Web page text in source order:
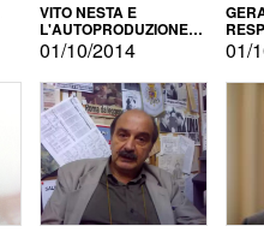
VITO NESTA E
L'AUTOPRODUZIONE
COME RECUPERO DEI
SIMBOLI
01/10/2014 01/